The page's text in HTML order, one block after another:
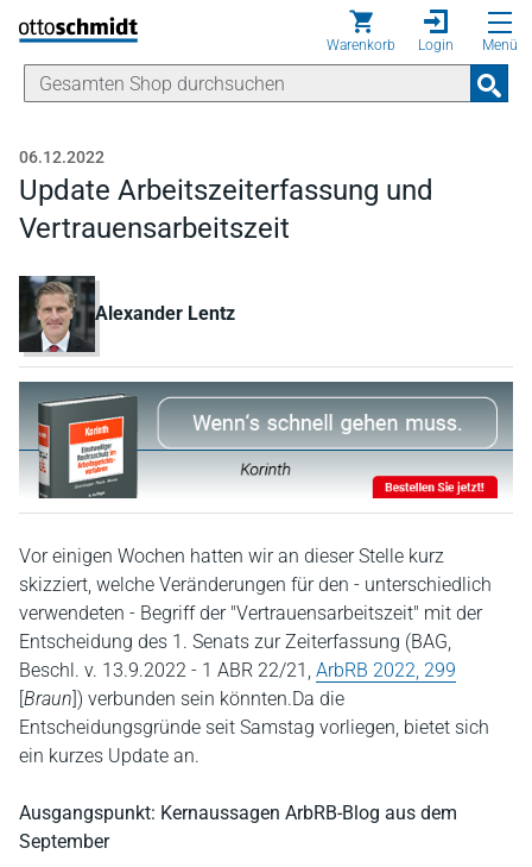
Direkt zum Inhalt
Warenkorb Login Menü
06.12.2022
Update Arbeitszeiterfassung und
Vertrauensarbeitszeit
Alexander Lentz
Vor einigen Wochen hatten wir an dieser Stelle kurz
skizziert, welche Veränderungen für den - unterschiedlich
verwendeten - Begriff der "Vertrauensarbeitszeit" mit der
Entscheidung des 1. Senats zur Zeiterfassung (BAG,
Beschl. v. 13.9.2022 - 1 ABR 22/21, ArbRB 2022, 299
[Braun]) verbunden sein könnten.Da die
Entscheidungsgründe seit Samstag vorliegen, bietet sich
ein kurzes Update an.
Ausgangspunkt: Kernaussagen ArbRB-Blog aus dem
September